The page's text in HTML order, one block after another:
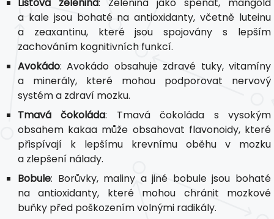
a kale jsou bohaté na antioxidanty, včetně luteinu
a zeaxantinu, které jsou spojovány s lepším
zachováním kognitivních funkcí.
Avokádo: Avokádo obsahuje zdravé tuky, vitamíny
a minerály, které mohou podporovat nervový
systém a zdraví mozku.
Tmavá čokoláda: Tmavá čokoláda s vysokým
obsahem kakaa může obsahovat flavonoidy, které
přispívají k lepšímu krevnímu oběhu v mozku
a zlepšení nálady.
Bobule: Borůvky, maliny a jiné bobule jsou bohaté
na antioxidanty, které mohou chránit mozkové
buňky před poškozením volnými radikály.